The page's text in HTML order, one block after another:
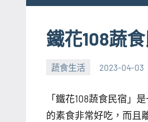
鐵花108蔬
蔬食生活 2023-04-03
「鐵花108蔬食民宿」
的素食非常好吃，而且